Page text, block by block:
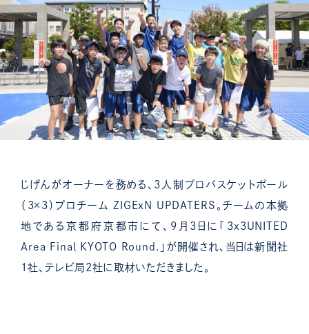
じげんがオーナーを務める、3人制プロバスケットボール
（3×3）プロチーム ZIGExN UPDATERS。チームの本拠
地である京都府京都市にて、9月3日に「3x3UNITED
Area Final KYOTO Round.」が開催され、当日は新聞社
1社、テレビ局2社に取材いただきました。